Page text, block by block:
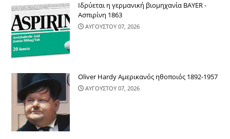
Ιδρύεται η γερμανική βιομηχανία BAYER -
Ασπιρίνη 1863
ΑΥΓΟΥΣΤΟΥ 07, 2026
Oliver Hardy Αμερικανός ηθοποιός 1892-1957
ΑΥΓΟΥΣΤΟΥ 07, 2026